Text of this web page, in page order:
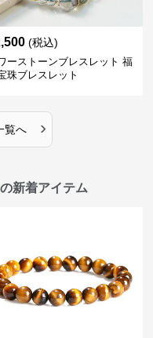
(税込)
ーストーンブレスレット 福
珠ブレスレット
覧へ ›
新着アイテム